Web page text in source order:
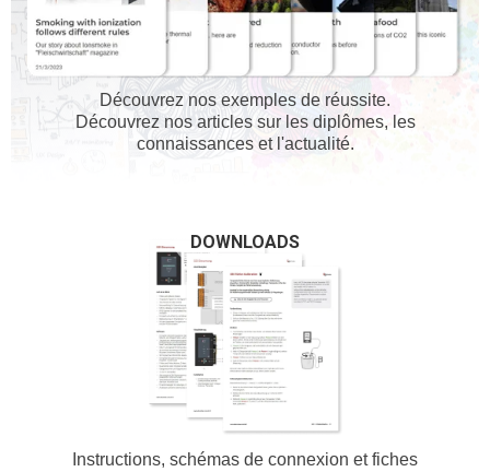
Découvrez nos exemples de réussite.
Découvrez nos articles sur les diplômes, les
connaissances et l'actualité.
DOWNLOADS
Instructions, schémas de connexion et fiches